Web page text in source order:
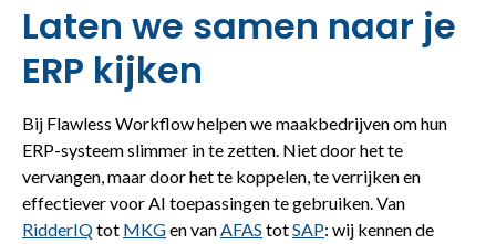
Laten we samen naar je
ERP kijken
Bij Flawless Workflow helpen we maakbedrijven om hun
ERP-systeem slimmer in te zetten. Niet door het te
vervangen, maar door het te koppelen, te verrijken en
effectiever voor AI toepassingen te gebruiken. Van
RidderIQtot MKGen vanAFAS totSAP: wij kennen de